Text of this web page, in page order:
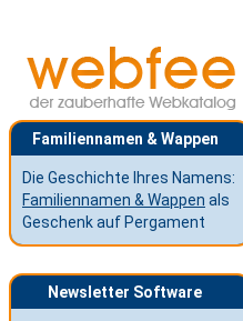
Familiennamen & Wappen
Die Geschichte Ihres Namens:
Familiennamen & Wappen als
Geschenk auf Pergament
Newsletter Software